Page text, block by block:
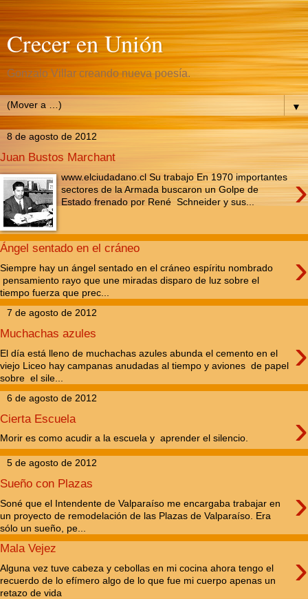
Crecer en Unión
Gonzalo Villar creando nueva poesía.
▼
8 de agosto de 2012
Juan Bustos Marchant
›
www.elciudadano.cl Su trabajo En 1970 importantes
sectores de la Armada buscaron un Golpe de
Estado frenado por René Schneider y sus...
Ángel sentado en el cráneo ›
Siempre hay un ángel sentado en el cráneo espíritu nombrado
pensamiento rayo que une miradas disparo de luz sobre el
tiempo fuerza que prec...
7 de agosto de 2012
Muchachas azules ›
El día está lleno de muchachas azules abunda el cemento en el
viejo Liceo hay campanas anudadas al tiempo y aviones de papel
sobre el sile...
6 de agosto de 2012
Cierta Escuela ›
Morir es como acudir a la escuela y aprender el silencio.
5 de agosto de 2012
Sueño con Plazas ›
Soné que el Intendente de Valparaíso me encargaba trabajar en
un proyecto de remodelación de las Plazas de Valparaíso. Era
sólo un sueño, pe...
Mala Vejez ›
Alguna vez tuve cabeza y cebollas en mi cocina ahora tengo el
recuerdo de lo efímero algo de lo que fue mi cuerpo apenas un
retazo de vida